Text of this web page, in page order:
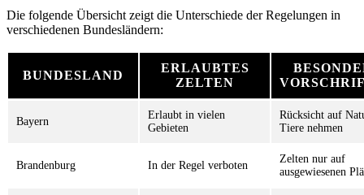
Die folgende Übersicht zeigt die Unterschiede der Regelungen in
verschiedenen Bundesländern:
BUNDESLAND
ERLAUBTES
ZELTEN
Bayern
Erlaubt in vielen
Gebieten
Rücksicht auf
Tiere nehmen
Brandenburg In der Regel verboten
Zelten nur auf
ausgewiesenen